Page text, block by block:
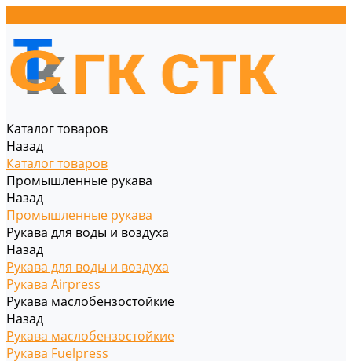
Каталог товаров
Назад
Каталог товаров
Промышленные рукава
Назад
Промышленные рукава
Рукава для воды и воздуха
Назад
Рукава для воды и воздуха
Рукава Airpress
Рукава маслобензостойкие
Назад
Рукава маслобензостойкие
Рукава Fuelpress